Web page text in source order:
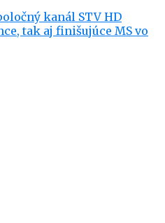
kanál STV HD
tak aj finišujúce MS vo